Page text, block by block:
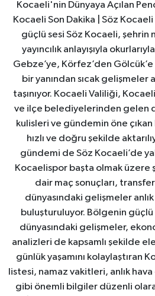
Kocaeli'nin Dünyaya Açılan
Kocaeli Son Dakika | Söz Kocaeli
güçlü sesi Söz Kocaeli, şehrin
yayıncılık anlayışıyla
Gebze’ye, Körfez’den
bir yanından sıcak gelişmeler
taşınıyor. Kocaeli Valiliği,
ve ilçe belediyelerinden gelen
kulisleri ve gündemin öne çıkan
hızlı ve doğru şekilde
gündemi de Söz Kocaeli’de
Kocaelispor başta olmak üzere
dair maç sonuçları,
dünyasındaki gelişmeler
buluşturuluyor. Bölgenin
dünyasındaki gelişmeler,
analizleri de kapsamlı şekilde ele
günlük yaşamını kolaylaştıran
listesi, namaz vakitleri, anlık
gibi önemli bilgiler düzenli